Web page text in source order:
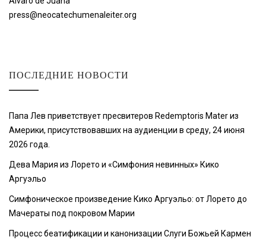
press@neocatechumenaleiter.org
ПОСЛЕДНИЕ НОВОСТИ
Папа Лев приветствует пресвитеров Redemptoris Mater из
Америки, присутствовавших на аудиенции в среду, 24 июня
2026 года.
Дева Мария из Лорето и «Симфония невинных» Кико
Аргуэльо
Симфоническое произведение Кико Аргуэльо: от Лорето до
Мачераты под покровом Марии
Процесс беатификации и канонизации Слуги Божьей Кармен